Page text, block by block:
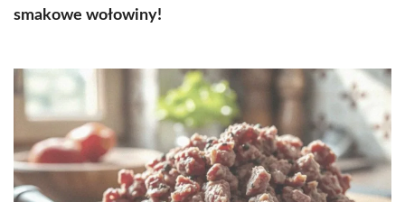
smakowe wołowiny!